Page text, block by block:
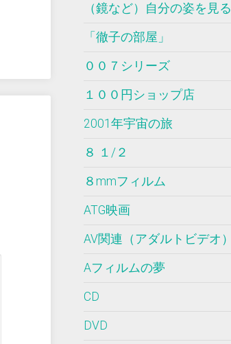
（鏡など）自分の姿を見る
「徹子の部屋」
００７シリーズ
１００円ショップ店
2001年宇宙の旅
８ １/２
８mmフィルム
ATG映画
AV関連（アダルトビデオ）
Aフィルムの夢
CD
DVD